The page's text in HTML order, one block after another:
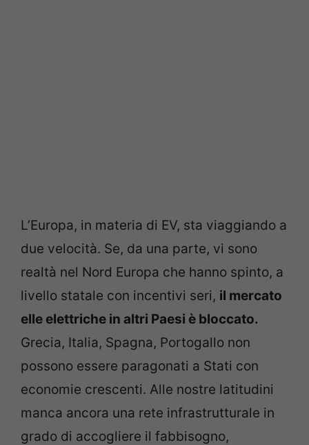
L’Europa, in materia di EV, sta viaggiando a
due velocità. Se, da una parte, vi sono
realtà nel Nord Europa che hanno spinto, a
livello statale con incentivi seri, il mercato
elle elettriche in altri Paesi è bloccato.
Grecia, Italia, Spagna, Portogallo non
possono essere paragonati a Stati con
economie crescenti. Alle nostre latitudini
manca ancora una rete infrastrutturale in
grado di accogliere il fabbisogno,